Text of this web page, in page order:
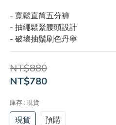
- 寬鬆直筒五分褲
- 抽繩鬆緊腰頭設計
- 破壞抽鬚刷色丹寧
NT$880
NT$780
庫存 : 現貨
現貨 預購